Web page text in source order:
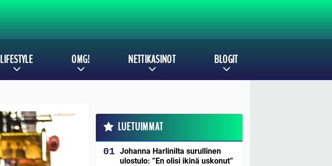
LIFESTYLE OMG! NETTIKASINOT BLOGIT
LUETUIMMAT
Johanna Harlinilta surullinen
ulostulo: ”En olisi ikinä uskonut”